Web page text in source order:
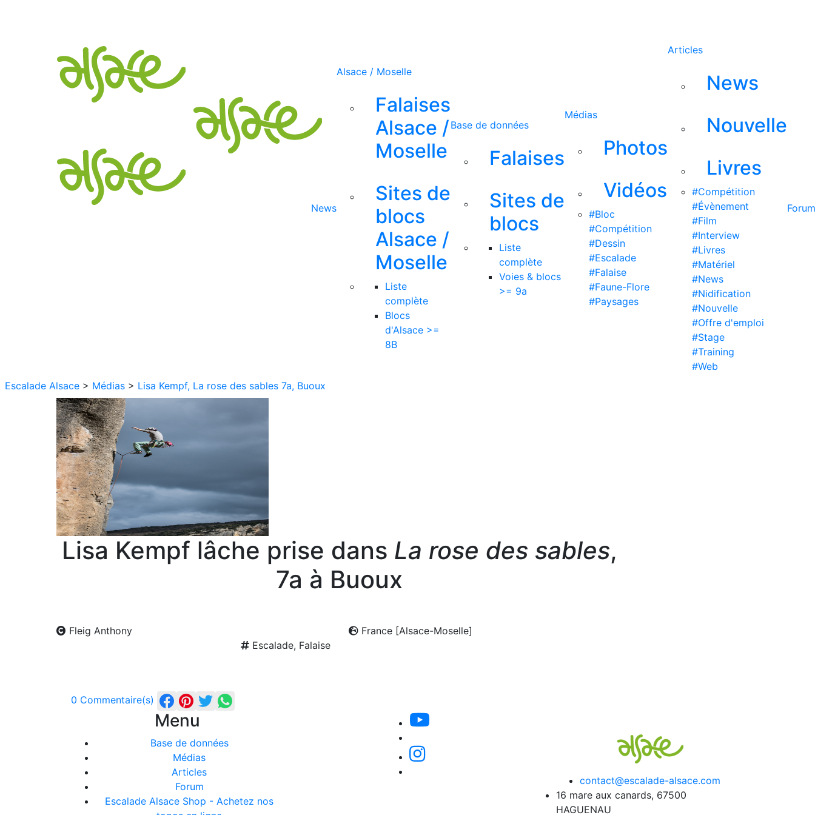
News
Alsace / Moselle
Falaises
Alsace /
Moselle
Sites de
blocs
Alsace /
Moselle
Liste
complète
Blocs
d'Alsace >=
8B
Base de données
Falaises
Sites de
blocs
Liste
complète
Voies & blocs
>= 9a
Médias
Photos
Vidéos
#Bloc
#Compétition
#Dessin
#Escalade
#Falaise
#Faune-Flore
#Paysages
Articles
News
Nouvelle
Livres
#Compétition
#Évènement
#Film
#Interview
#Livres
#Matériel
#News
#Nidification
#Nouvelle
#Offre d'emploi
#Stage
#Training
#Web
Forum
Escalade Alsace > Médias > Lisa Kempf, La rose des sables 7a, Buoux
Lisa Kempf lâche prise dans La rose des sables,
7a à Buoux
Fleig Anthony
France [Alsace-Moselle]
Escalade, Falaise
0 Commentaire(s)
Menu
Base de données
Médias
Articles
Forum
Escalade Alsace Shop - Achetez nos
contact@escalade-alsace.com
16 mare aux canards, 67500
HAGUENAU